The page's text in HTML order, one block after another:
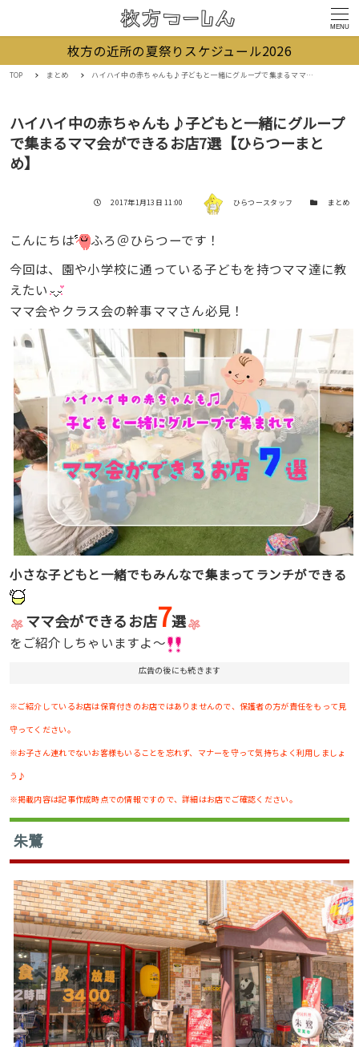
MENU
枚方の近所の夏祭りスケジュール2026
TOP まとめ ハイハイ中の赤ちゃんも♪子どもと一緒にグループで集まるママ会ができるお店7選【ひらつーまとめ】
ハイハイ中の赤ちゃんも♪子どもと一緒にグループ
で集まるママ会ができるお店7選【ひらつーまと
め】
投稿日
2017年1月13日 11:00 著者 ひらつースタッフ カテゴリー
まとめ
こんにちは
ふろ＠ひらつーです！
今回は、園や小学校に通っている子どもを持つママ達に教
えたい
ママ会やクラス会の幹事ママさん必見！
小さな子どもと一緒でもみんなで集まってランチができる
ママ会ができるお店7選
をご紹介しちゃいますよ〜
広告の後にも続きます
※ご紹介しているお店は保育付きのお店ではありませんので、保護者の方が責任をもって見
守ってください。
※お子さん連れでないお客様もいることを忘れず、マナーを守って気持ちよく利用しましょ
う♪
※掲載内容は記事作成時点での情報ですので、詳細はお店でご確認ください。
朱鷺